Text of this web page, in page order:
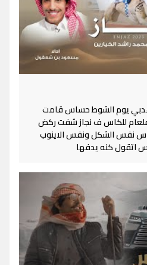
يوم الشوط حساس قامت
للكاس ف نجاز شفت ركض
نفس الشكل ونفس الاينوب
اتقول كنه يدفها